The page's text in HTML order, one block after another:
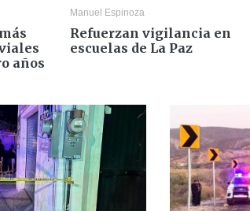
años
Manuel Espinoza
Refuerzan vigilancia en
escuelas de La Paz